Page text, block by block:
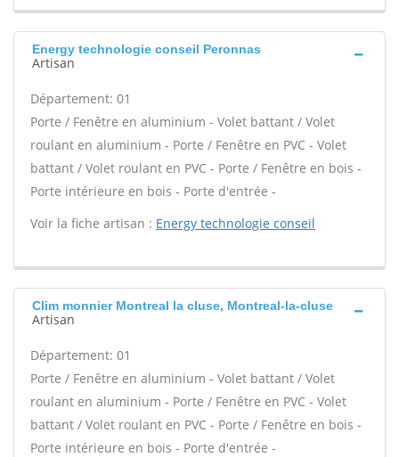
Energy technologie conseil Peronnas
Artisan
Département: 01
Porte / Fenêtre en aluminium - Volet battant / Volet
roulant en aluminium - Porte / Fenêtre en PVC - Volet
battant / Volet roulant en PVC - Porte / Fenêtre en bois -
Porte intérieure en bois - Porte d'entrée -
Voir la fiche artisan : Energy technologie conseil
Clim monnier Montreal la cluse, Montreal-la-cluse
Artisan
Département: 01
Porte / Fenêtre en aluminium - Volet battant / Volet
roulant en aluminium - Porte / Fenêtre en PVC - Volet
battant / Volet roulant en PVC - Porte / Fenêtre en bois -
Porte intérieure en bois - Porte d'entrée -